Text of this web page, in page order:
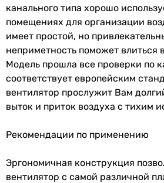
Физические характеристики
Диаметр
патрубка
125 мм
Ширина
вентилятора
123 мм
123 мм
вентилятора
канального типа хорошо
помещениях для организации
имеет простой, но
неприметность поможет влиться
Модель прошла все проверки по
соответствует европейским
вентилятор прослужит Вам
выток и приток воздуха с тихим
Рекомендации по применению
Эргономичная конструкция
вентилятор с самой различной